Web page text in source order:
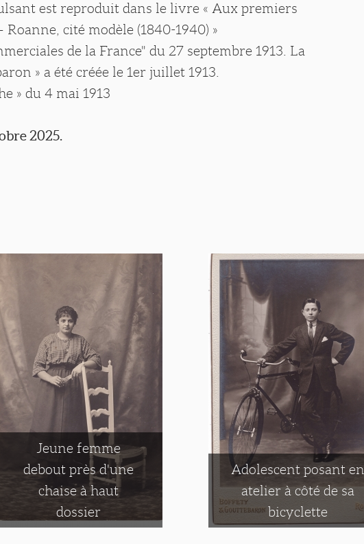
est reproduit dans le livre « Aux premiers
cité modèle (1840-1940) »
de la France" du 27 septembre 1913. La
» a été créée le 1er juillet 1913.
» du 4 mai 1913
2025.
Jeune femme
debout près d'une
chaise à haut
dossier
Adolescent posant en
atelier à côté de sa
bicyclette